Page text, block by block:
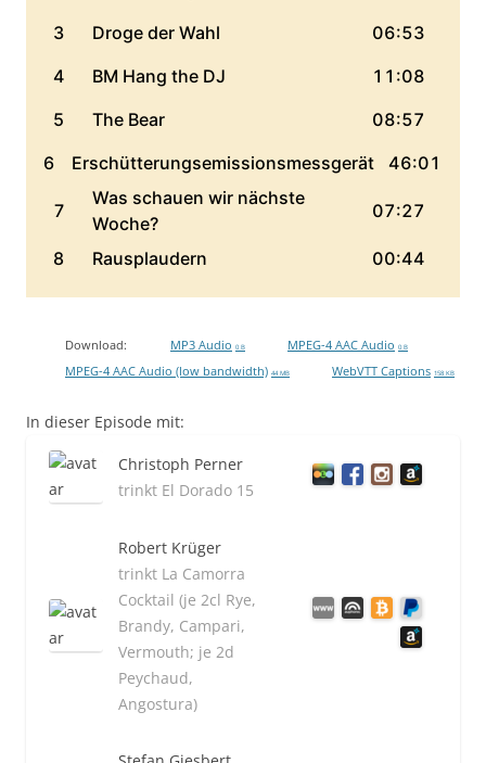
Download: MP3 Audio 0 B MPEG-4 AAC Audio 0 B
MPEG-4 AAC Audio (low bandwidth) 44 MB WebVTT Captions 158 KB
In dieser Episode mit:
Christoph Perner
trinkt El Dorado 15
Robert Krüger
trinkt La Camorra
Cocktail (je 2cl Rye,
Brandy, Campari,
Vermouth; je 2d
Peychaud,
Angostura)